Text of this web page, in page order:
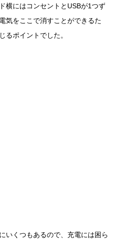
横にはコンセントとUSBが1つず
気をここで消すことができるた
るポイントでした。
いくつもあるので、充電には困ら